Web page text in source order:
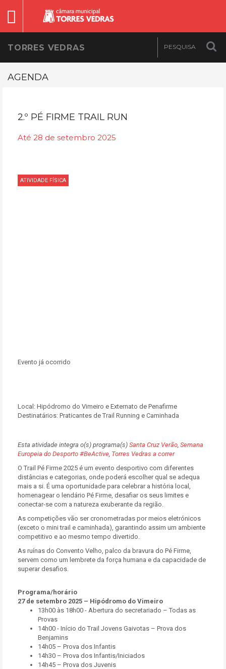
TORRES VEDRAS
AGENDA
2.º PÉ FIRME TRAIL RUN
Até 28 de setembro 2025
ATIVIDADE FÍSICA
Evento já ocorrido
Local: Hipódromo do Vimeiro e Externato de Penafirme
Destinatários: Praticantes de Trail Running e Caminhada
Esta atividade integra o(s) programa(s) Santa Cruz Verão, Semana
Europeia do Desporto #BeActive, Torres Vedras a correr
O Trail Pé Firme 2025 é um evento desportivo com diferentes
distâncias e categorias, onde poderá escolher qual se adequa
mais a si. É uma oportunidade para celebrar a história local,
homenagear o lendário Pé Firme, desafiar os seus limites e
conectar-se com a natureza exuberante da região.
As competições vão ser cronometradas por meios eletrónicos
(exceto o mini trail e caminhada), garantindo assim um ambiente
competitivo e ao mesmo tempo divertido.
As ruínas do Convento Velho, palco da bravura do Pé Firme,
servem como um lembrete da força humana e da capacidade de
superar desafios.
Programa/horário
27 de setembro 2025 – Hipódromo do Vimeiro
13h00 às 18h00 - Abertura do secretariado – Todas as
Provas
14h00 - Início do Trail Jovens Gaivotas – Prova dos
Benjamins
14h05 – Prova dos Infantis
14h30 – Prova dos Infantis/Iniciados
14h45 – Prova dos Juvenis